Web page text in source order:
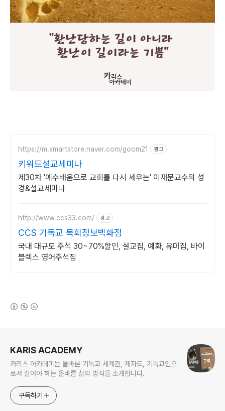
https://m.smartstore.naver.com/goom21 광고
키워드설교세미나
제30차 '예수배움으로 교회를 다시 세우는' 이재문교수의 성
경&설교세미나
http://www.ccs33.com/ 광고
CCS 기독교 목회정보백화점
국내 대규모 주석 30~70%할인, 설교집, 예화, 유머집, 바이
블렉스 영어주석집
KARIS ACADEMY
카리스 아카데미는 올바른 기독교 세계관, 제자도, 기독교인으
로서 살아야 하는 올바른 삶의 방식을 소개합니다.
구독하기